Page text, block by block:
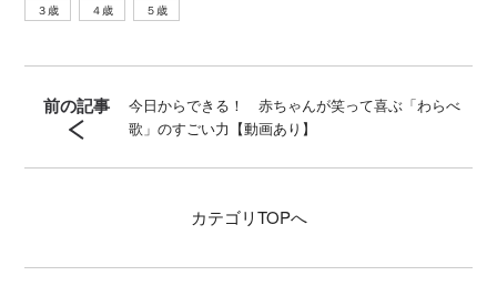
３歳 ４歳 ５歳
前の記事
今日からできる！ 赤ちゃんが笑って喜ぶ「わらべ
歌」のすごい力【動画あり】
カテゴリTOPへ